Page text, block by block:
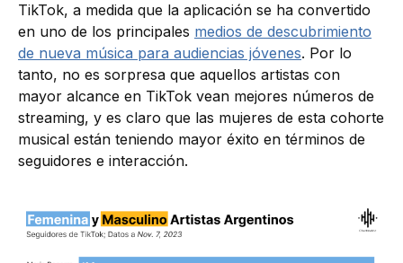
TikTok, a medida que la aplicación se ha convertido
en uno de los principales medios de descubrimiento
de nueva música para audiencias jóvenes. Por lo
tanto, no es sorpresa que aquellos artistas con
mayor alcance en TikTok vean mejores números de
streaming, y es claro que las mujeres de esta cohorte
musical están teniendo mayor éxito en términos de
seguidores e interacción.